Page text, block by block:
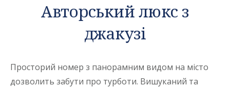
Авторський люкс з
джакузі
Просторий номер з панорамним видом на місто
дозволить забути про турботи. Вишуканий та